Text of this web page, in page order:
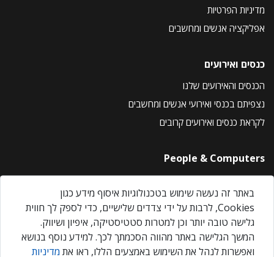
מדיניות הפרטיות
אפליקציה אנשים ומחשבים
כנסים ואירועים
הכנסים והאירועים שלנו
נצפיתם בכנסי ואירועי אנשים ומחשבים
לקראת כנסים ואירועים קרובים
People & Computers
About Us
Privacy Policy
Contact Us
Our Events
באתר זה נעשה שימוש בטכנולוגיות איסוף מידע כגון
Cookies, לרבות על ידי צדדים שלישיים, כדי לספק לך חווית
גלישה טובה יותר וכן למטרות סטטיסטיקה, איפיון ושיווק.
המשך הגלישה באתר מהווה הסכמתך לכך. למידע נוסף בנושא
ואפשרות לנהל את השימוש באמצעים הללו, ראו את מדיניות